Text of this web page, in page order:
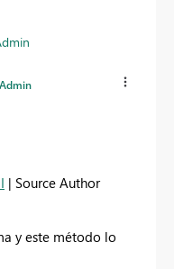
| Source Author
y este método lo